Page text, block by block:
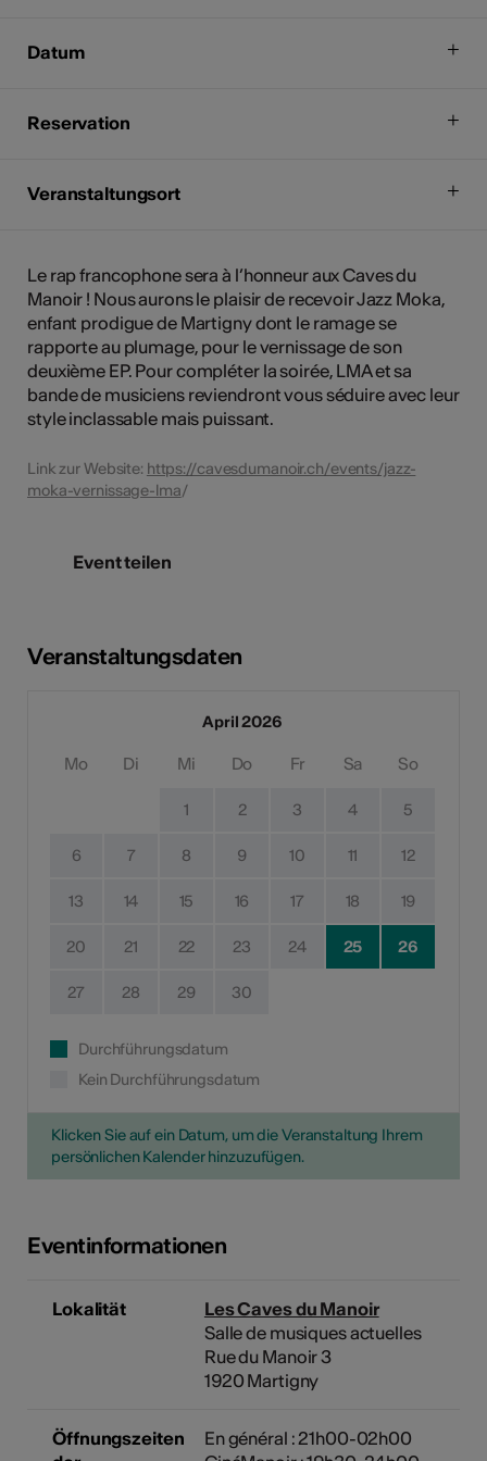
Datum
Reservation
Veranstaltungsort
Le rap francophone sera à l’honneur aux Caves du
Manoir ! Nous aurons le plaisir de recevoir Jazz Moka,
enfant prodigue de Martigny dont le ramage se
rapporte au plumage, pour le vernissage de son
deuxième EP. Pour compléter la soirée, LMA et sa
bande de musiciens reviendront vous séduire avec leur
style inclassable mais puissant.
Link zur Website: https://cavesdumanoir.ch/events/jazz-
moka-vernissage-lma/
Event teilen
Veranstaltungsdaten
April 2026
Mo Di Mi Do Fr Sa So
1 2 3 4 5
6 7 8 9 10 11 12
13 14 15 16 17 18 19
20 21 22 23 24 25 26
27 28 29 30
Durchführungsdatum
Kein Durchführungsdatum
Klicken Sie auf ein Datum, um die Veranstaltung Ihrem
persönlichen Kalender hinzuzufügen.
Eventinformationen
Lokalität
Les Caves du Manoir
Salle de musiques actuelles
Rue du Manoir 3
1920 Martigny
Öffnungszeiten
En général : 21h00-02h00